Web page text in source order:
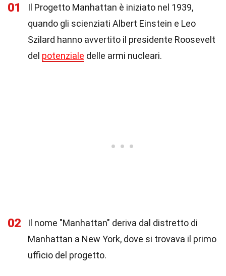
01
Il Progetto Manhattan è iniziato nel 1939,
quando gli scienziati Albert Einstein e Leo
Szilard hanno avvertito il presidente Roosevelt
del potenziale delle armi nucleari.
02
Il nome "Manhattan" deriva dal distretto di
Manhattan a New York, dove si trovava il primo
ufficio del progetto.